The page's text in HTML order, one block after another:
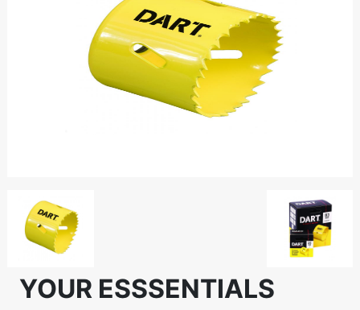
YOUR ESSSENTIALS